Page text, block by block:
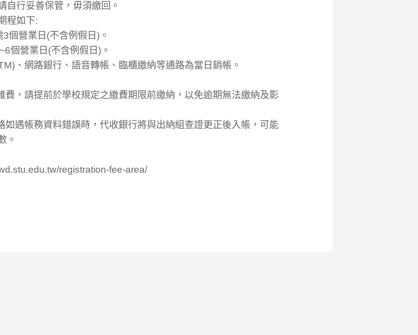
自行妥善保管，毋須繳回。
程如下:
個營業日(不含例假日)。
個營業日(不含例假日)。
、網路銀行、語音轉帳、臨櫃繳納等通路為當日銷帳。
費，請提前於學校規定之繳費期限前繳納，以免逾期無法繳納及影
如遇帳務資料錯誤時，代收銀行將與出納組查證更正後入帳，可能
。
registration-fee-area/